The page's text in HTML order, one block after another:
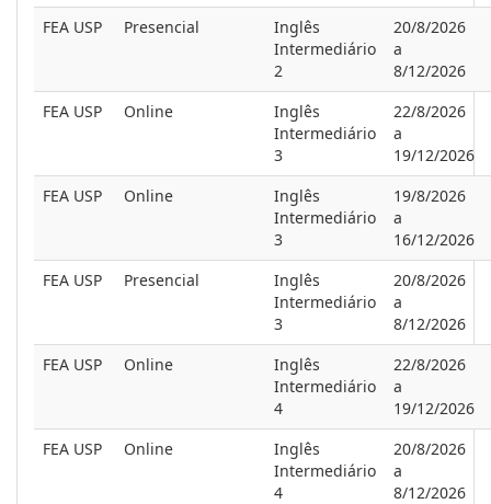
FEA USP
Presencial
Inglês
Intermediário
2
20/8/2026
a
8/12/2026
FEA USP
Online
Inglês
Intermediário
3
22/8/2026
a
19/12/2026
FEA USP
Online
Inglês
Intermediário
3
19/8/2026
a
16/12/2026
FEA USP
Presencial
Inglês
Intermediário
3
20/8/2026
a
8/12/2026
FEA USP
Online
Inglês
Intermediário
4
22/8/2026
a
19/12/2026
FEA USP
Online
Inglês
Intermediário
4
20/8/2026
a
8/12/2026